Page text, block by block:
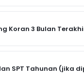
Koran 3 Bulan
SPT Tahunan (jika